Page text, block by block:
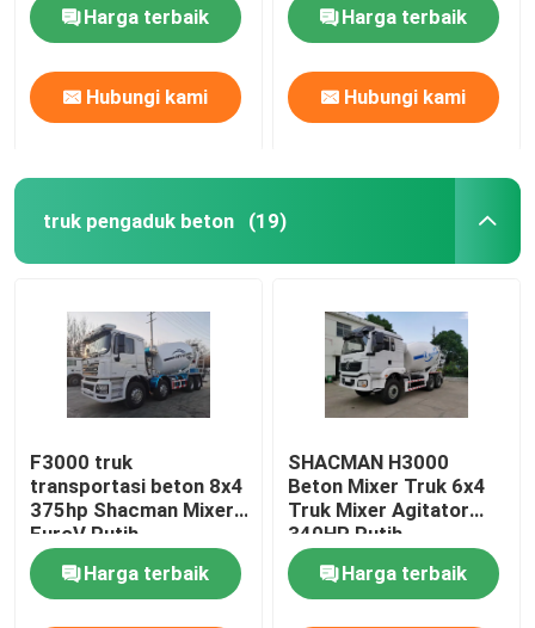
Harga terbaik
Hubungi kami
Harga terbaik
Hubungi kami
truk pengaduk beton (19)
F3000 truk
transportasi beton 8x4
375hp Shacman Mixer
EuroV Putih
Harga terbaik
SHACMAN H3000
Beton Mixer Truk 6x4
Truk Mixer Agitator
340HP Putih
Harga terbaik